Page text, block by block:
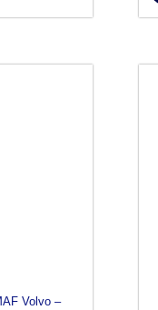
Volvo –